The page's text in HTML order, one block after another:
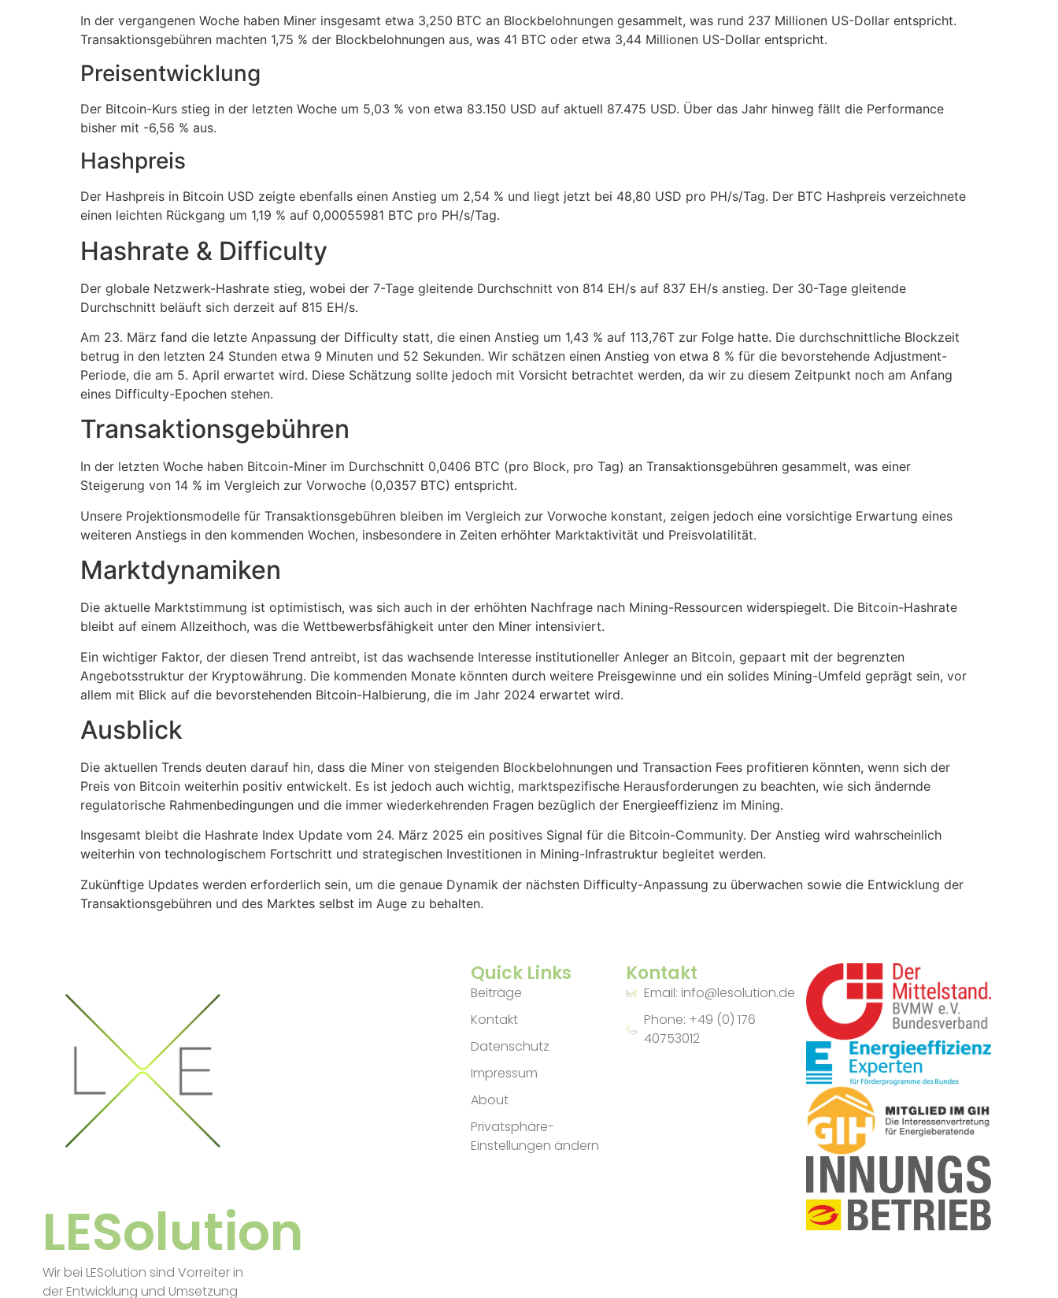
In der vergangenen Woche haben Miner insgesamt etwa 3,250 BTC an Blockbelohnungen gesammelt, was rund 237 Millionen US-Dollar entspricht.
Transaktionsgebühren machten 1,75 % der Blockbelohnungen aus, was 41 BTC oder etwa 3,44 Millionen US-Dollar entspricht.
Preisentwicklung
Der Bitcoin-Kurs stieg in der letzten Woche um 5,03 % von etwa 83.150 USD auf aktuell 87.475 USD. Über das Jahr hinweg fällt die Performance
bisher mit -6,56 % aus.
Hashpreis
Der Hashpreis in Bitcoin USD zeigte ebenfalls einen Anstieg um 2,54 % und liegt jetzt bei 48,80 USD pro PH/s/Tag. Der BTC Hashpreis verzeichnete
einen leichten Rückgang um 1,19 % auf 0,00055981 BTC pro PH/s/Tag.
Hashrate & Difficulty
Der globale Netzwerk-Hashrate stieg, wobei der 7-Tage gleitende Durchschnitt von 814 EH/s auf 837 EH/s anstieg. Der 30-Tage gleitende
Durchschnitt beläuft sich derzeit auf 815 EH/s.
Am 23. März fand die letzte Anpassung der Difficulty statt, die einen Anstieg um 1,43 % auf 113,76T zur Folge hatte. Die durchschnittliche Blockzeit
betrug in den letzten 24 Stunden etwa 9 Minuten und 52 Sekunden. Wir schätzen einen Anstieg von etwa 8 % für die bevorstehende Adjustment-
Periode, die am 5. April erwartet wird. Diese Schätzung sollte jedoch mit Vorsicht betrachtet werden, da wir zu diesem Zeitpunkt noch am Anfang
eines Difficulty-Epochen stehen.
Transaktionsgebühren
In der letzten Woche haben Bitcoin-Miner im Durchschnitt 0,0406 BTC (pro Block, pro Tag) an Transaktionsgebühren gesammelt, was einer
Steigerung von 14 % im Vergleich zur Vorwoche (0,0357 BTC) entspricht.
Unsere Projektionsmodelle für Transaktionsgebühren bleiben im Vergleich zur Vorwoche konstant, zeigen jedoch eine vorsichtige Erwartung eines
weiteren Anstiegs in den kommenden Wochen, insbesondere in Zeiten erhöhter Marktaktivität und Preisvolatilität.
Marktdynamiken
Die aktuelle Marktstimmung ist optimistisch, was sich auch in der erhöhten Nachfrage nach Mining-Ressourcen widerspiegelt. Die Bitcoin-Hashrate
bleibt auf einem Allzeithoch, was die Wettbewerbsfähigkeit unter den Miner intensiviert.
Ein wichtiger Faktor, der diesen Trend antreibt, ist das wachsende Interesse institutioneller Anleger an Bitcoin, gepaart mit der begrenzten
Angebotsstruktur der Kryptowährung. Die kommenden Monate könnten durch weitere Preisgewinne und ein solides Mining-Umfeld geprägt sein, vor
allem mit Blick auf die bevorstehenden Bitcoin-Halbierung, die im Jahr 2024 erwartet wird.
Ausblick
Die aktuellen Trends deuten darauf hin, dass die Miner von steigenden Blockbelohnungen und Transaction Fees profitieren könnten, wenn sich der
Preis von Bitcoin weiterhin positiv entwickelt. Es ist jedoch auch wichtig, marktspezifische Herausforderungen zu beachten, wie sich ändernde
regulatorische Rahmenbedingungen und die immer wiederkehrenden Fragen bezüglich der Energieeffizienz im Mining.
Insgesamt bleibt die Hashrate Index Update vom 24. März 2025 ein positives Signal für die Bitcoin-Community. Der Anstieg wird wahrscheinlich
weiterhin von technologischem Fortschritt und strategischen Investitionen in Mining-Infrastruktur begleitet werden.
Zukünftige Updates werden erforderlich sein, um die genaue Dynamik der nächsten Difficulty-Anpassung zu überwachen sowie die Entwicklung der
Transaktionsgebühren und des Marktes selbst im Auge zu behalten.
LESolution
Wir bei LESolution sind Vorreiter in
der Entwicklung und Umsetzung
Quick Links
Beiträge
Kontakt
Datenschutz
Impressum
About
Privatsphäre-
Einstellungen ändern
Kontakt
Email: info@lesolution.de
Phone: +49 (0) 176
40753012